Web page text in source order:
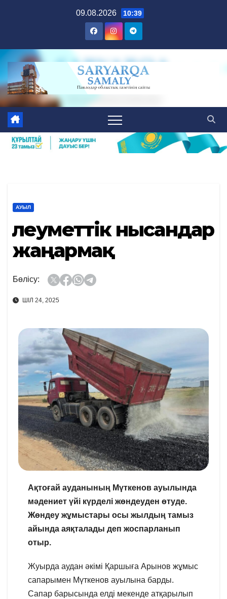
09.08.2026 10:39
АУЫЛ
Әлеуметтік нысандар
жаңармақ
Бөлісу:
ШІЛ 24, 2025
Ақтоғай ауданының Мүткенов ауылында
мәдениет үйі күрделі жөндеуден өтуде.
Жөндеу жұмыстары осы жылдың тамыз
айында аяқталады деп жоспарланып
отыр.
Жуырда аудан әкімі Қаршыға Арынов жұмыс
сапарымен Мүткенов ауылына барды.
Сапар барысында елді мекенде атқарылып